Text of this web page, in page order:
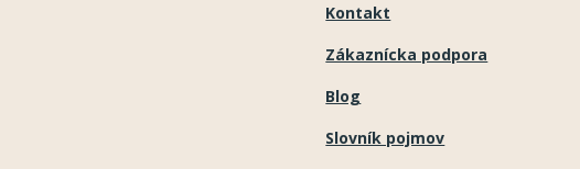
Kontakt
Zákaznícka podpora
Blog
Slovník pojmov